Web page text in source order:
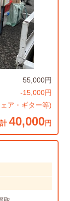
55,000円
-15,000円
ア・ギター等)
40,000円